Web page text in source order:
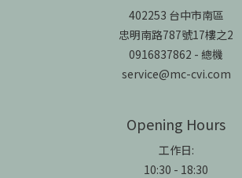
402253 台中市南區
忠明南路787號17樓之2
0916837862 - 總機
service@mc-cvi.com
Opening Hours
工作日:
10:30 - 18:30